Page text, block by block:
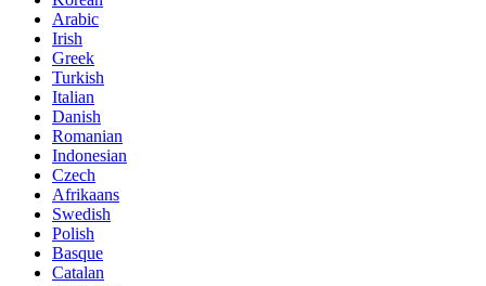
Arabic
Irish
Greek
Turkish
Italian
Danish
Romanian
Indonesian
Czech
Afrikaans
Swedish
Polish
Basque
Catalan